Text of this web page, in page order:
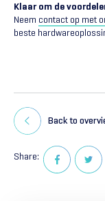
Klaar om de
Neem contact op met
beste
Back to
Share: